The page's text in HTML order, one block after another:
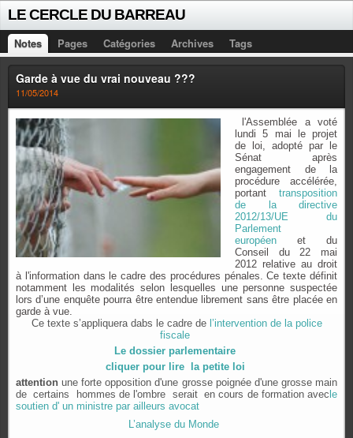
LE CERCLE DU BARREAU
Notes Pages Catégories Archives Tags
Garde à vue du vrai nouveau ???
11/05/2014
l'Assemblée a voté
lundi 5 mai le projet
de loi, adopté par le
Sénat après
engagement de la
procédure accélérée,
portant transposition
de la directive
2012/13/UE du
Parlement
européen et du
Conseil du 22 mai
2012 relative au droit
à l'information dans le cadre des procédures pénales. Ce texte définit
notamment les modalités selon lesquelles une personne suspectée
lors d’une enquête pourra être entendue librement sans être placée en
garde à vue.
Ce texte s’appliquera dabs le cadre del’intervention de la police
fiscale
Le dossier parlementaire
cliquer pour lire la petite loi
attentionune forte opposition d'une grosse poignée d'une grosse main
de certains hommes de l'ombre serait en cours de formation avec le
soutien d' un ministre par ailleurs avocat
L’analyse du Monde